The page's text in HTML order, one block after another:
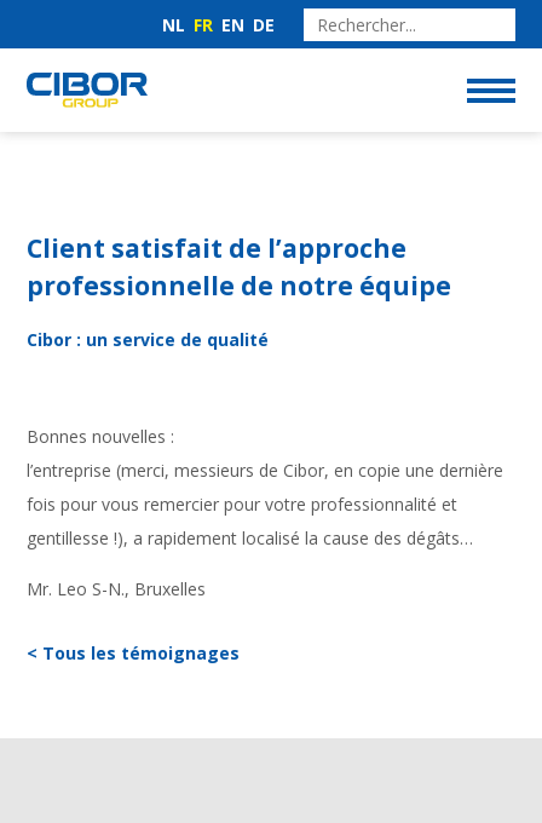
NL FR EN DE
Client satisfait de l’approche
professionnelle de notre équipe
Cibor : un service de qualité
Bonnes nouvelles :
l’entreprise (merci, messieurs de Cibor, en copie une dernière
fois pour vous remercier pour votre professionnalité et
gentillesse !), a rapidement localisé la cause des dégâts…
Mr. Leo S-N., Bruxelles
< Tous les témoignages